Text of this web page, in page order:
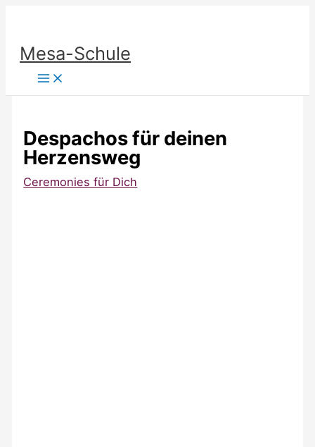
springen
Mesa-Schule
Despachos für deinen
Herzensweg
Ceremonies für Dich